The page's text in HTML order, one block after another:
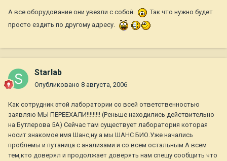
А все оборудование они увезли с собой.
Так что нужно будет
просто ездить по другому адресу.
Starlab
Опубликовано 8 августа, 2006
Как сотрудник этой лаборатории со всей ответственностью
заявляю МЫ ПЕРЕЕХАЛИ!!!!!!!!! (Реньше находились действительно
на Бутлерова 5А) Сейчас там существует лаборатория которая
носит знакомое имя Шанс,ну а мы ШАНС БИО.Уже начались
проблемы и путаница с анализами и со всем остальным.А всем
тем,кто доверял и продолжает доверять нам спещу сообщить что